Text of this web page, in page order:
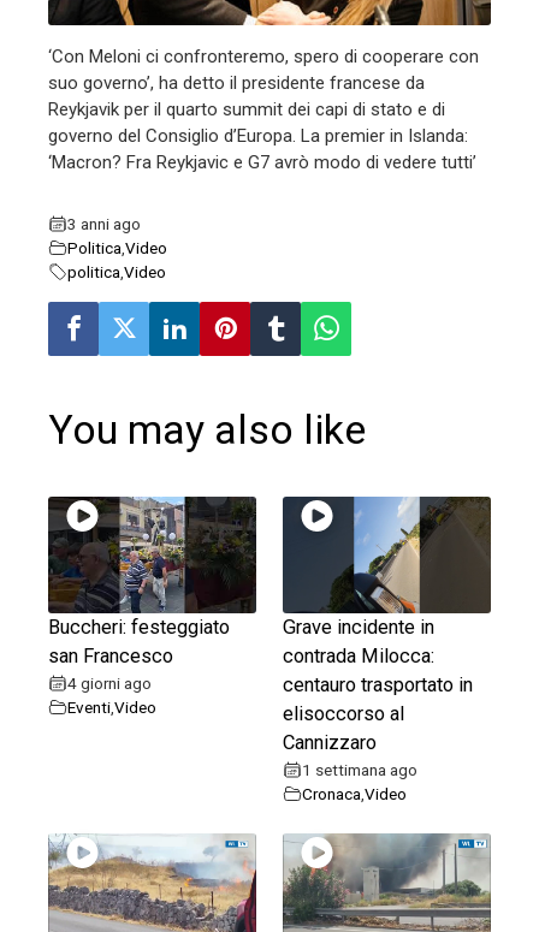
‘Con Meloni ci confronteremo, spero di cooperare con
suo governo’, ha detto il presidente francese da
Reykjavik per il quarto summit dei capi di stato e di
governo del Consiglio d’Europa. La premier in Islanda:
‘Macron? Fra Reykjavic e G7 avrò modo di vedere tutti’
3 anni ago
Politica Video
politica Video
You may also like
Buccheri: festeggiato
san Francesco
4 giorni ago
EventiVideo
Grave incidente in
contrada Milocca:
centauro trasportato in
elisoccorso al
Cannizzaro
1 settimana ago
Cronaca ,Video